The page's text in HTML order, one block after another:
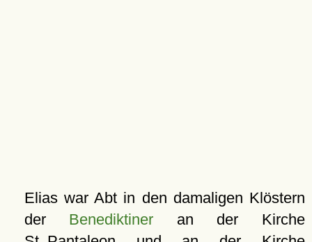
Elias war Abt in den damaligen Klöstern
der Benediktiner an der Kirche